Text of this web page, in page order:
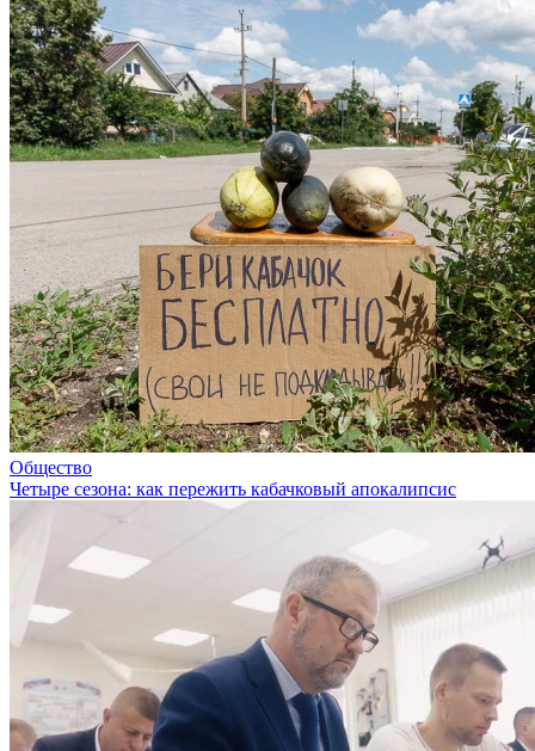
Общество
Четыре сезона: как пережить кабачковый апокалипсис